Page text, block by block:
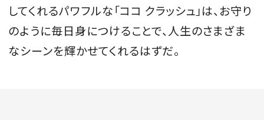
してくれるパワフルな「ココ クラッシュ」は、お守り
のように毎日身につけることで、人生のさまざま
なシーンを輝かせてくれるはずだ。